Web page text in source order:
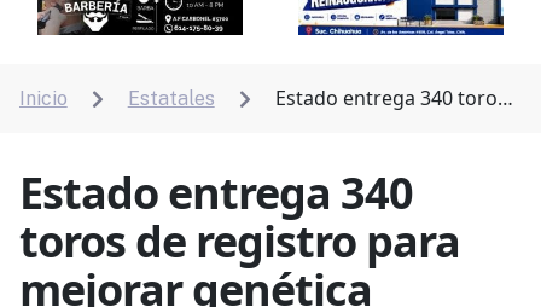
Inicio  Estatales 
Estado entrega 340 toros
Estado entrega 340
toros de registro para
mejorar genética